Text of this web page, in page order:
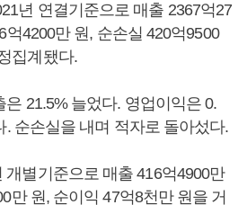
년 연결기준으로 매출 2367억27
억4200만 원, 순손실 420억9500
집계됐다.
21.5% 늘었다. 영업이익은 0.
. 순손실을 내며 적자로 돌아섰다.
개별기준으로 매출 416억4900만
만 원, 순이익 47억8천만 원을 거